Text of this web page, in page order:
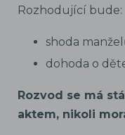
Rozhodující bude:
shoda
dohoda o
Rozvod se má
aktem, nikoli